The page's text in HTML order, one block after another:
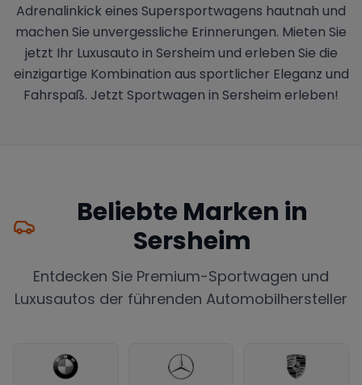
Adrenalinkick eines Supersportwagens hautnah und
machen Sie unvergessliche Erinnerungen. Mieten Sie
jetzt Ihr Luxusauto in Sersheim und erleben Sie die
einzigartige Kombination aus sportlicher Eleganz und
Fahrspaß. Jetzt Sportwagen in Sersheim erleben!
Beliebte Marken in
Sersheim
Entdecken Sie Premium-Sportwagen und
Luxusautos der führenden Automobilhersteller